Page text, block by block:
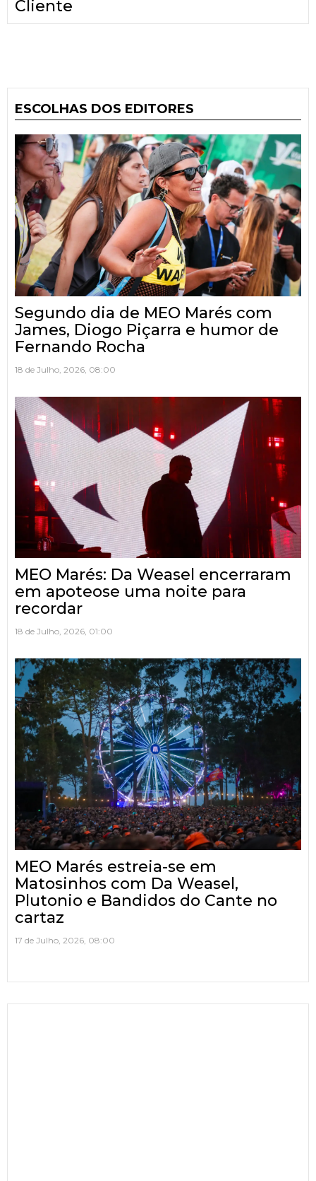
Cliente
ESCOLHAS DOS EDITORES
Segundo dia de MEO Marés com
James, Diogo Piçarra e humor de
Fernando Rocha
18 de Julho, 2026, 08:00
MEO Marés: Da Weasel encerraram
em apoteose uma noite para
recordar
18 de Julho, 2026, 01:00
MEO Marés estreia-se em
Matosinhos com Da Weasel,
Plutonio e Bandidos do Cante no
cartaz
17 de Julho, 2026, 08:00